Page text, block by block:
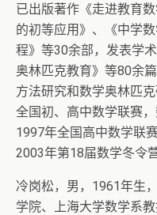
已出版著作《走进教育
的初等应用》、《中学
程》等30余部，发表学
奥林匹克教育》等80余
方法研究和数学奥林匹
全国初、高中数学联赛
1997年全国高中数学联
2003年第18届数学冬令
冷岗松，男，1961年生
学院、上海大学数学系